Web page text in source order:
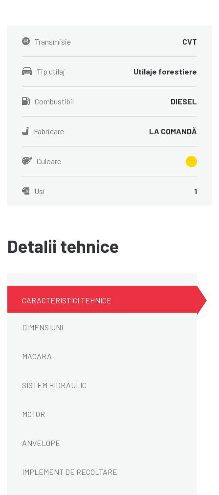
Transmisie CVT
Tip utilaj Utilaje forestiere
Combustibil DIESEL
Fabricare LA COMANDĂ
Culoare
Uși 1
Detalii tehnice
CARACTERISTICI TEHNICE
DIMENSIUNI
MACARA
SISTEM HIDRAULIC
MOTOR
ANVELOPE
IMPLEMENT DE RECOLTARE